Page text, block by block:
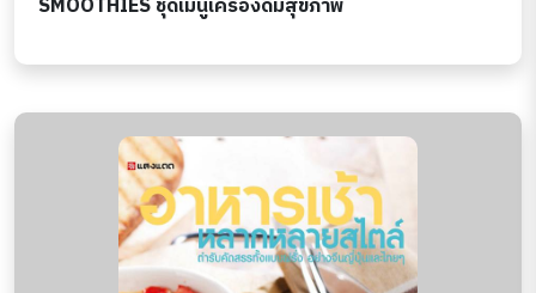
SMOOTHIES ชุดเมนูเครื่องดื่มสุขภาพ